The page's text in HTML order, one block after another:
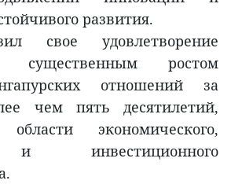
развития.
свое удовлетворение
ростом
отношений за
чем пять десятилетий,
экономического,
и инвестиционного